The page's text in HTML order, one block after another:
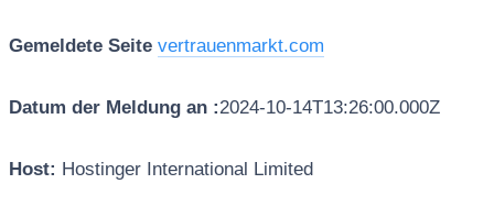
Gemeldete Seite vertrauenmarkt.com
Datum der Meldung an :2024-10-14T13:26:00.000Z
Host: Hostinger International Limited